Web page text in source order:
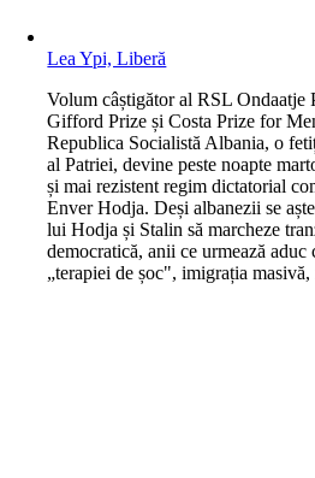
Lea Ypi, Liberă
Volum câștigător al RSL
Gifford Prize și Costa Prize for
Republica Socialistă Albania, o
al Patriei, devine peste noapte
și mai rezistent regim dictatorial
Enver Hodja. Deși albanezii se
lui Hodja și Stalin să marcheze
democratică, anii ce urmează
„terapiei de șoc", imigrația